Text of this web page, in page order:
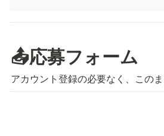
📤応募フォーム
アカウント登録の必要なく、このま